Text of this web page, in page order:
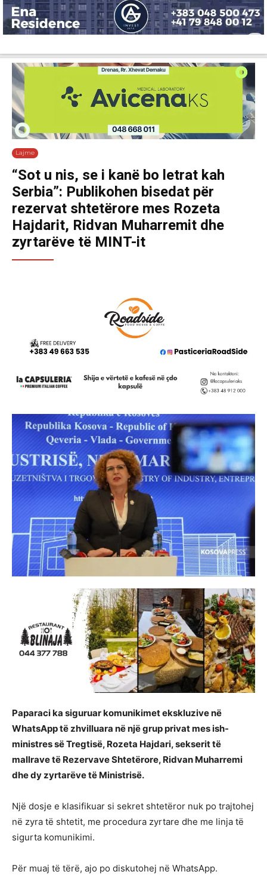
Lajme
“Sot u nis, se i kanë bo letrat kah
Serbia”: Publikohen bisedat për
rezervat shtetërore mes Rozeta
Hajdarit, Ridvan Muharremit dhe
zyrtarëve të MINT-it
Paparaci ka siguruar komunikimet ekskluzive në
WhatsApp të zhvilluara në një grup privat mes ish-
ministres së Tregtisë, Rozeta Hajdari, sekserit të
mallrave të Rezervave Shtetërore, Ridvan Muharremi
dhe dy zyrtarëve të Ministrisë.
Një dosje e klasifikuar si sekret shtetëror nuk po trajtohej
në zyra të shtetit, me procedura zyrtare dhe me linja të
sigurta komunikimi.
Për muaj të tërë, ajo po diskutohej në WhatsApp.